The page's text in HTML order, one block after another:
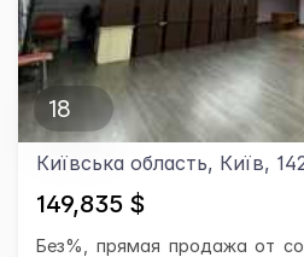
18
Київська область, Київ,
149,835 $
Без%, прямая продажа от